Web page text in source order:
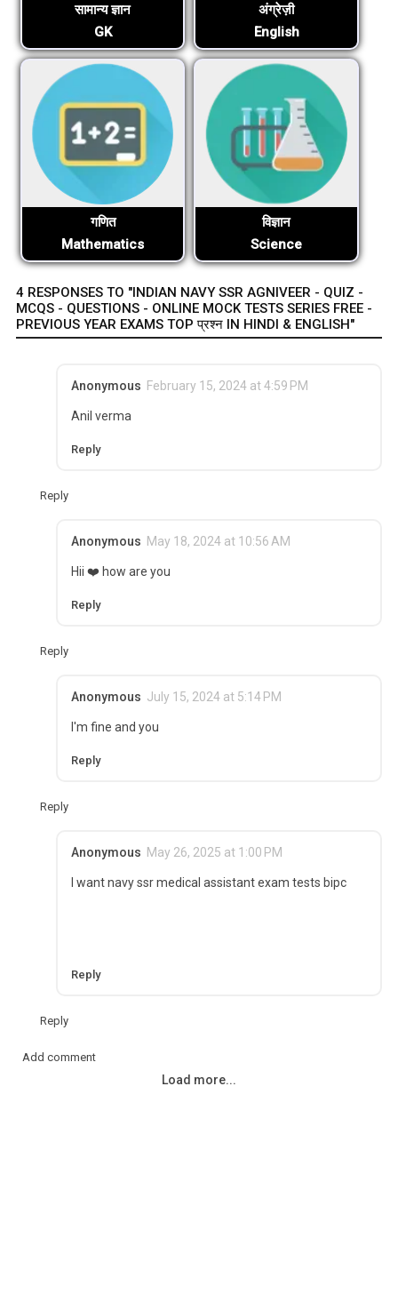
सामान्य ज्ञान
GK
अंग्रेज़ी
English
गणित
Mathematics
विज्ञान
Science
4 RESPONSES TO "INDIAN NAVY SSR AGNIVEER - QUIZ -
MCQS - QUESTIONS - ONLINE MOCK TESTS SERIES FREE -
PREVIOUS YEAR EXAMS TOP प्रश्न IN HINDI & ENGLISH"
Anonymous February 15, 2024 at 4:59 PM
Anil verma
Reply
Reply
Anonymous May 18, 2024 at 10:56 AM
Hii ❤️ how are you
Reply
Reply
Anonymous July 15, 2024 at 5:14 PM
I'm fine and you
Reply
Reply
Anonymous May 26, 2025 at 1:00 PM
I want navy ssr medical assistant exam tests bipc
Reply
Reply
Add comment
Load more...